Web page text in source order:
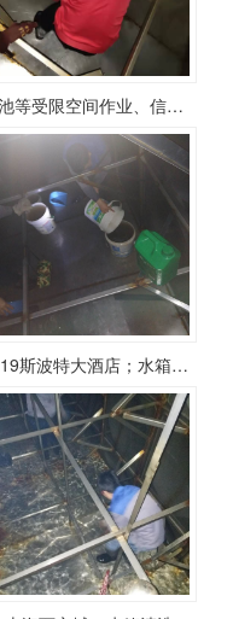
水池等受限空间作业、信洁水箱正规公司
2019斯波特大酒店；水箱清洗